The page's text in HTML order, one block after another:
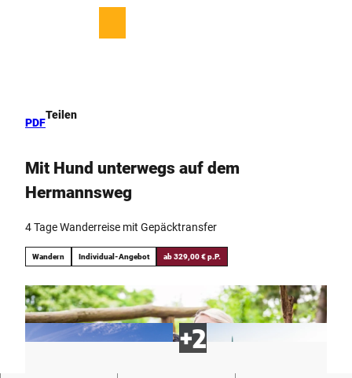
PDF
Teilen
Mit Hund unterwegs auf dem
Hermannsweg
4 Tage Wanderreise mit Gepäcktransfer
Wandern Individual-Angebot ab 329,00 € p.P.